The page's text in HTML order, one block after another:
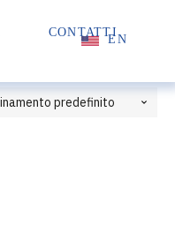
CONTATTI
EN